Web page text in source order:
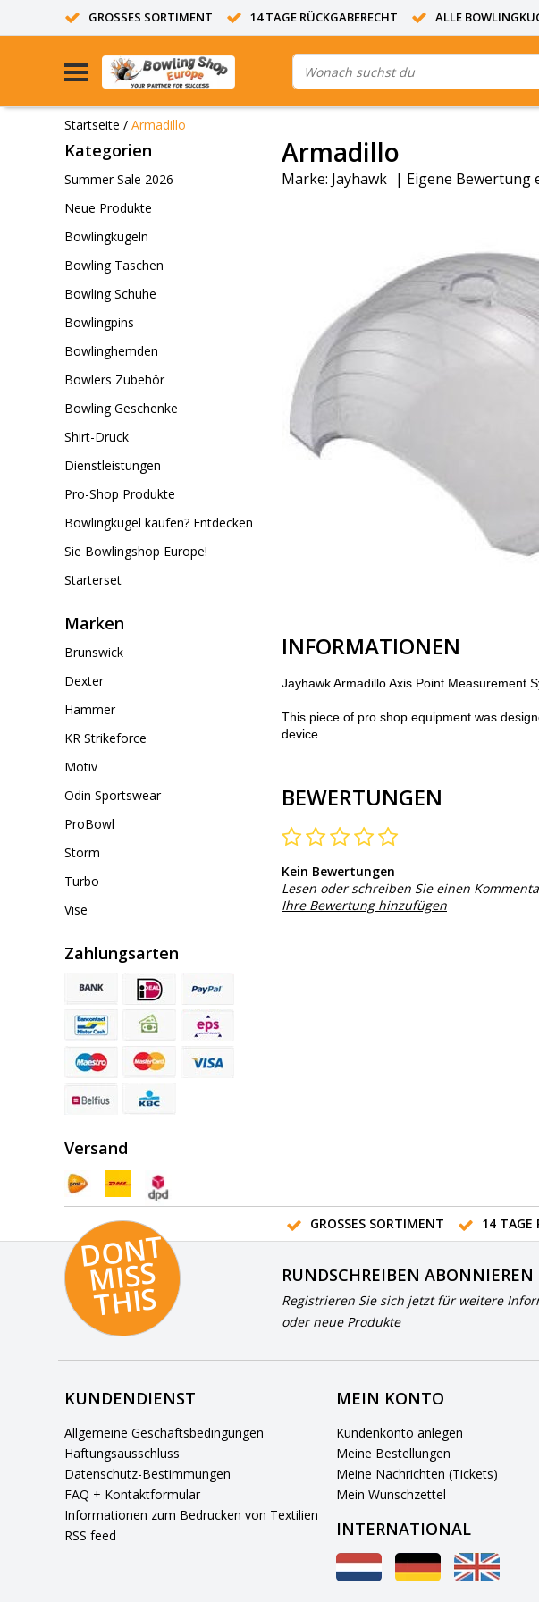
GROSSES SORTIMENT 14 TAGE RÜCKGABERECHT ALLE
Startseite / Armadillo
Kategorien
Summer Sale 2026
Neue Produkte
Bowlingkugeln
Bowling Taschen
Bowling Schuhe
Bowlingpins
Bowlinghemden
Bowlers Zubehör
Bowling Geschenke
Shirt-Druck
Dienstleistungen
Pro-Shop Produkte
Bowlingkugel kaufen? Entdecken
Sie Bowlingshop Europe!
Starterset
Marken
Brunswick
Dexter
Hammer
KR Strikeforce
Motiv
Odin Sportswear
ProBowl
Storm
Turbo
Vise
Zahlungsarten
Versand
Armadillo
Marke: Jayhawk | Eigene Bewertung
INFORMATIONEN
Jayhawk Armadillo Axis Point Measurement
This piece of pro shop equipment was
device
BEWERTUNGEN
Kein Bewertungen
Lesen oder schreiben Sie einen
Ihre Bewertung hinzufügen
GROSSES SORTIMENT 14 TAGE
D
O
N
T
MI
S
S
T
HI
S
RUNDSCHREIBEN ABONNIEREN
Registrieren Sie sich jetzt für weitere
oder neue Produkte
KUNDENDIENST
Allgemeine Geschäftsbedingungen
Haftungsausschluss
Datenschutz-Bestimmungen
FAQ + Kontaktformular
Informationen zum Bedrucken von Textilien
RSS feed
MEIN KONTO
Kundenkonto anlegen
Meine Bestellungen
Meine Nachrichten (Tickets)
Mein Wunschzettel
INTERNATIONAL